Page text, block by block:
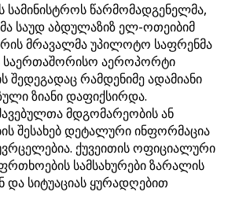
სამინისტროს წარმომადგენელმა,
საუდ აბდულაზიზ ელ-ოთეიბიმ
მრავალმა უპილოტო საფრენმა
საერთაშორისო აეროპორტი
შედეგადაც რამდენიმე ადამიანი
ზიანი დაფიქსირდა.
მდგომარეობის ან
შესახებ დეტალური ინფორმაცია
ქუვეითის ოფიციალური
სამსახურები ზარალის
და სიტუაციას ყურადღებით